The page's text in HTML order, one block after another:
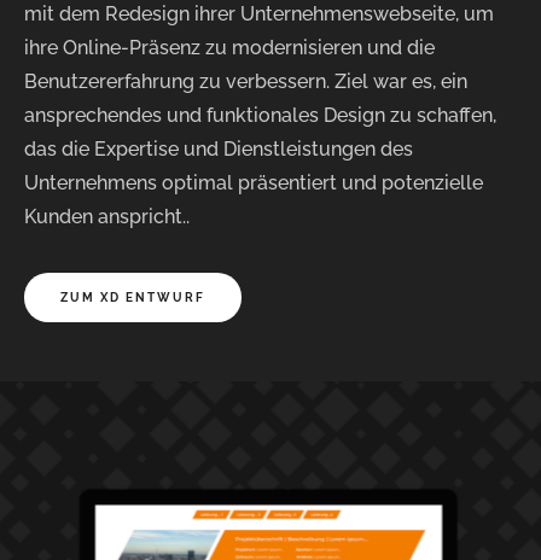
mit dem Redesign ihrer Unternehmenswebseite, um
ihre Online-Präsenz zu modernisieren und die
Benutzererfahrung zu verbessern. Ziel war es, ein
ansprechendes und funktionales Design zu schaffen,
das die Expertise und Dienstleistungen des
Unternehmens optimal präsentiert und potenzielle
Kunden anspricht..
ZUM XD ENTWURF